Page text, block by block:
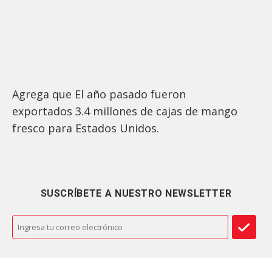
Agrega que El año pasado fueron
exportados 3.4 millones de cajas de mango
fresco para Estados Unidos.
SUSCRÍBETE A NUESTRO NEWSLETTER